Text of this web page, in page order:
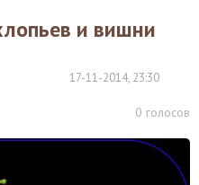
и вишни
17-11-2014, 23:30
0 голосов